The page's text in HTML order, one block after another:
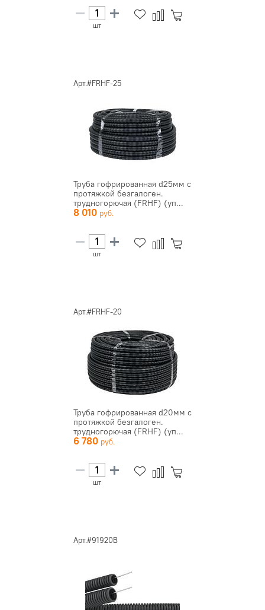
шт
Арт.#FRHF-25
Труба гофрированная d25мм с
протяжкой безгалоген.
трудногорючая (FRHF) (уп...
8 010
шт
Арт.#FRHF-20
Труба гофрированная d20мм с
протяжкой безгалоген.
трудногорючая (FRHF) (уп...
6 780
шт
Арт.#91920B